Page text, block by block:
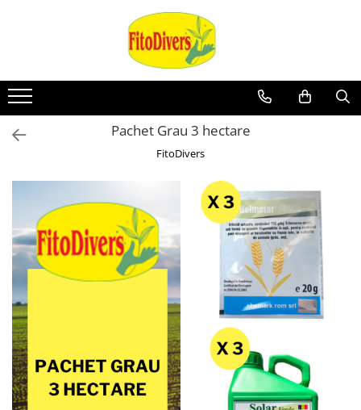
Pachet Grau 3 hectare
FitoDivers